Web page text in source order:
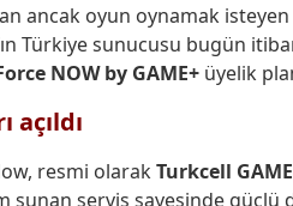
ancak oyun oynamak
Türkiye sunucusu bugün
NOW by GAME+ üyelik
açıldı
resmi olarakTurkcell
sunan servis sayesinde güçlü